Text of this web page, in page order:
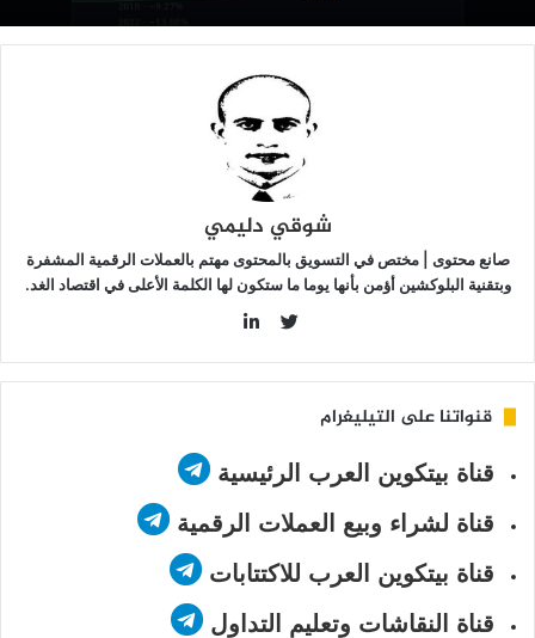
مع
دخول
شوقي دليمي
صانع محتوى | مختص في التسويق بالمحتوى مهتم بالعملات الرقمية المشفرة
وبتقنية البلوكشين أؤمن بأنها يوما ما ستكون لها الكلمة الأعلى في اقتصاد الغد.
قنواتنا على التيليغرام
قناة بيتكوين العرب الرئيسية
قناة لشراء وبيع العملات الرقمية
قناة بيتكوين العرب للاكتتابات
قناة النقاشات وتعليم التداول